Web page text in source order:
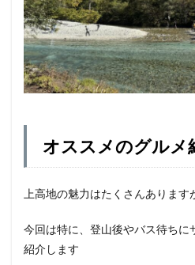
オススメのグルメ
上高地の魅力はたくさんあります
今回は特に、登山後やバス待ちに
紹介します